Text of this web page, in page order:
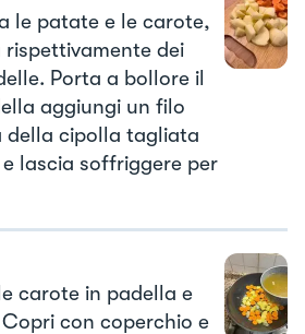
le patate e le carote,
dei
Porta a bollore il
aggiungi un filo
della cipolla tagliata
lascia soffriggere per
carote in padella e
con coperchio e